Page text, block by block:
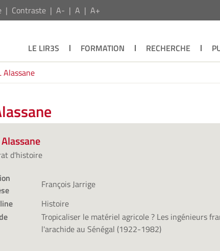
Contraste A- A A+
LE LIR3S FORMATION RECHERCHE
Alassane
d'histoire
François Jarrige
Histoire
Tropicaliser le matériel agricole ? Les ingénieurs
l'arachide au Sénégal (1922-1982)